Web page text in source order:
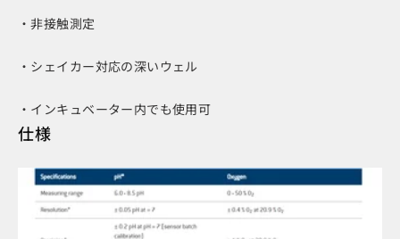
・非接触測定
・シェイカー対応の深いウェル
・インキュベーター内でも使用可
仕様